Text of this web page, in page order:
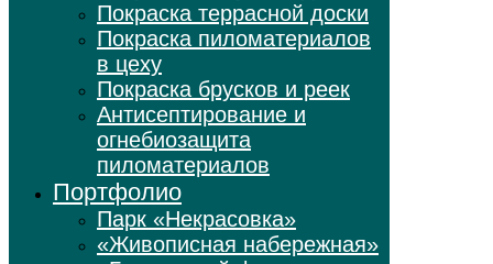
Покраска террасной доски
Покраска пиломатериалов
в цеху
Покраска брусков и реек
Антисептирование и
огнебиозащита
пиломатериалов
Портфолио
Парк «Некрасовка»
«Живописная набережная»